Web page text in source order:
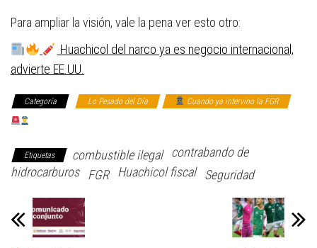
Para ampliar la visión, vale la pena ver esto otro:
Huachicol del narco ya es negocio internacional,
advierte EE.UU.
Categoría Lo Pesado del Día
Cuando ya intervino la FGR
Etiquetas combustible ilegal
contrabando de
hidrocarburos
FGR Huachicol fiscal Seguridad